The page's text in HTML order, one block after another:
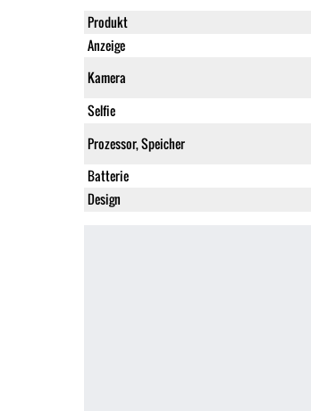
Produkt
Anzeige
Kamera
Selfie
Prozessor, Speicher
Batterie
Design